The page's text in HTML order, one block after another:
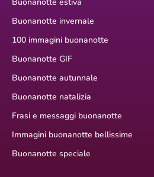
Buonanotte invernale
100 immagini buonanotte
Buonanotte GIF
Buonanotte autunnale
Buonanotte natalizia
Frasi e messaggi buonanotte
Immagini buonanotte bellissime
Buonanotte speciale